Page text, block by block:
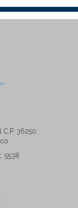
C.P. 36250
5538